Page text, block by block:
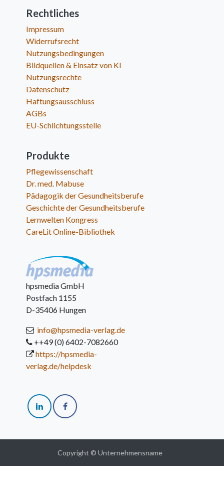
Rechtliches
Impressum
Widerrufsrecht
Nutzungsbedingungen
Bildquellen & Einsatz von KI
Nutzungsrechte
Datenschutz
Haftungsausschluss
AGBs
EU-Schlichtungsstelle
Produkte
Pflegewissenschaft
Dr. med. Mabuse
Pädagogik der Gesundheitsberufe
Geschichte der Gesundheitsberufe
Lernwelten Kongress
CareLit Online-Bibliothek
hpsmedia GmbH
Postfach 1155
D-35406 Hungen
info@hpsmedia-verlag.de
++49 (0) 6402-7082660
https://hpsmedia-
verlag.de/helpdesk
Copyright © Unternehmensname